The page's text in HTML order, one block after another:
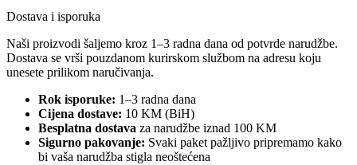
Dostava i isporuka
Naši proizvodi šaljemo kroz 1–3 radna dana od potvrde narudžbe.
Dostava se vrši pouzdanom kurirskom službom na adresu koju
unesete prilikom naručivanja.
Rok isporuke: 1–3 radna dana
Cijena dostave: 10 KM (BiH)
Besplatna dostava za narudžbe iznad 100 KM
Sigurno pakovanje: Svaki paket pažljivo pripremamo kako
bi vaša narudžba stigla neoštećena